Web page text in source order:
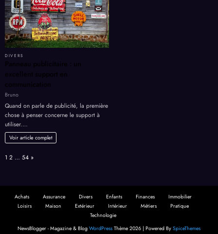
DIVERS
Panneau publicitaire : un
excellent support en
communication
Bruno
Quand on parle de publicité, la première
chose à penser concerne le support à
utiliser.…
Voir article complet
Page:
1 2 … 54 Next
»
Achats Assurance Divers Enfants Finances
Immobilier
Loisirs
Maison Extérieur Intérieur Métiers
Pratique
Technologie
NewsBlogger - Magazine & Blog WordPress Thème 2026 | Powered By SpiceThemes